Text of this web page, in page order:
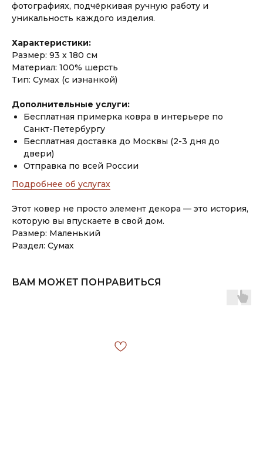
фотографиях, подчёркивая ручную работу и
уникальность каждого изделия.
Характеристики:
Размер: 93 х 180 см
Материал: 100% шерсть
Тип: Сумах (с изнанкой)
Дополнительные услуги:
Бесплатная примерка ковра в интерьере по
Санкт-Петербургу
Бесплатная доставка до Москвы (2-3 дня до
двери)
Отправка по всей России
Подробнее об услугах
Этот ковер не просто элемент декора — это история,
которую вы впускаете в свой дом.
Размер: Маленький
Раздел: Сумах
ВАМ МОЖЕТ ПОНРАВИТЬСЯ